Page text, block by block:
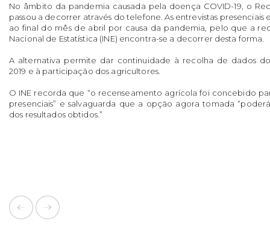
No âmbito da pandemia causada pela doença COVID-19, o
passou a decorrer através do telefone. As entrevistas presenciais
ao final do mês de abril por causa da pandemia, pelo que a
Nacional de Estatística (INE) encontra-se a decorrer desta forma.
A alternativa permite dar continuidade à recolha de dados
2019 e à participação dos agricultores.
O INE recorda que “o recenseamento agrícola foi concebido
presenciais” e salvaguarda que a opção agora tomada
dos resultados obtidos.”